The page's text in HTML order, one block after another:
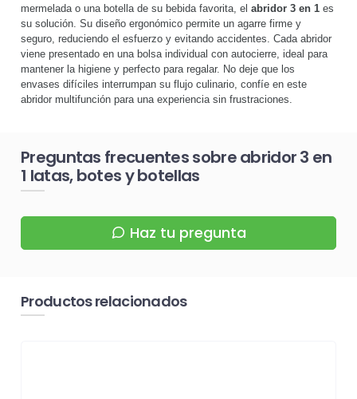
mermelada o una botella de su bebida favorita, el abridor 3 en 1 es
su solución. Su diseño ergonómico permite un agarre firme y
seguro, reduciendo el esfuerzo y evitando accidentes. Cada abridor
viene presentado en una bolsa individual con autocierre, ideal para
mantener la higiene y perfecto para regalar. No deje que los
envases difíciles interrumpan su flujo culinario, confíe en este
abridor multifunción para una experiencia sin frustraciones.
Preguntas frecuentes sobre abridor 3 en
1 latas, botes y botellas
Haz tu pregunta
Productos relacionados